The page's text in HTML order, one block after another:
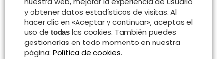
y obtener datos estadísticos de visitas. Al
hacer clic en «Aceptar y continuar», aceptas el
uso de todas las cookies. También puedes
gestionarlas en todo momento en nuestra
página: Política de cookies.